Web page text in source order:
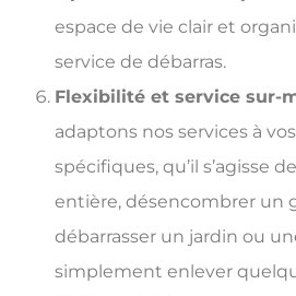
espace de vie clair et
service de débarras.
Flexibilité et service sur-
adaptons nos services à
spécifiques, qu’il s’agisse
entière, désencombrer un
débarrasser un jardin ou
simplement enlever